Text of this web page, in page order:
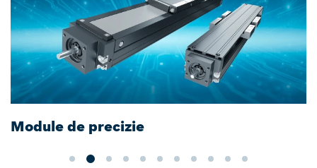
Module de precizie